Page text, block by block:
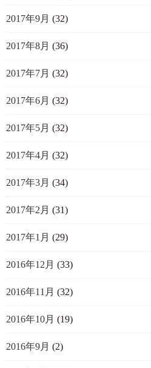
2017年9月 (32)
2017年8月 (36)
2017年7月 (32)
2017年6月 (32)
2017年5月 (32)
2017年4月 (32)
2017年3月 (34)
2017年2月 (31)
2017年1月 (29)
2016年12月 (33)
2016年11月 (32)
2016年10月 (19)
2016年9月 (2)